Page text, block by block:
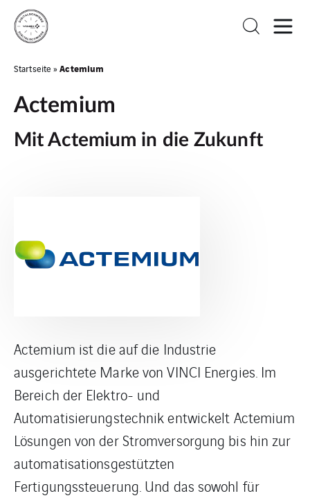
Startseite »Actemium
Actemium
Mit Actemium in die Zukunft
Actemium ist die auf die Industrie
ausgerichtete Marke von VINCI Energies. Im
Bereich der Elektro- und
Automatisierungstechnik entwickelt Actemium
Lösungen von der Stromversorgung bis hin zur
automatisationsgestützten
Fertigungssteuerung. Und das sowohl für